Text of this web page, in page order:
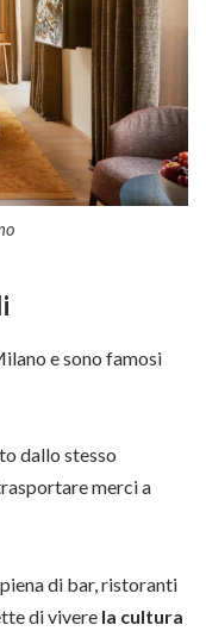
e sono famosi
dallo stesso
merci a
di bar, ristoranti
di vivere la cultura